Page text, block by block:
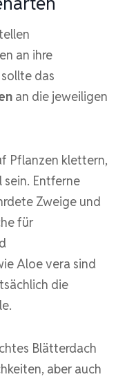
an ihre
das
an die jeweiligen
Pflanzen klettern,
sein. Entferne
Zweige und
für
Aloe vera sind
die
Blätterdach
aber auch